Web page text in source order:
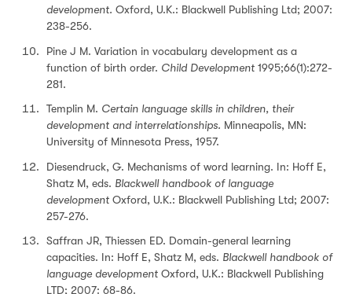
development. Oxford, U.K.: Blackwell Publishing Ltd; 2007:
238-256.
Pine J M. Variation in vocabulary development as a
function of birth order. Child Development 1995;66(1):272-
281.
Templin M. Certain language skills in children, their
development and interrelationships. Minneapolis, MN:
University of Minnesota Press, 1957.
Diesendruck, G. Mechanisms of word learning. In: Hoff E,
Shatz M, eds. Blackwell handbook of language
development Oxford, U.K.: Blackwell Publishing Ltd; 2007:
257-276.
Saffran JR, Thiessen ED. Domain-general learning
capacities. In: Hoff E, Shatz M, eds. Blackwell handbook of
language development Oxford, U.K.: Blackwell Publishing
LTD; 2007: 68-86.